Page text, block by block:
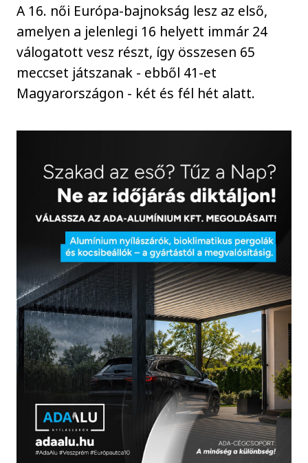
A 16. női Európa-bajnokság lesz az első,
amelyen a jelenlegi 16 helyett immár 24
válogatott vesz részt, így összesen 65
meccset játszanak - ebből 41-et
Magyarországon - két és fél hét alatt.